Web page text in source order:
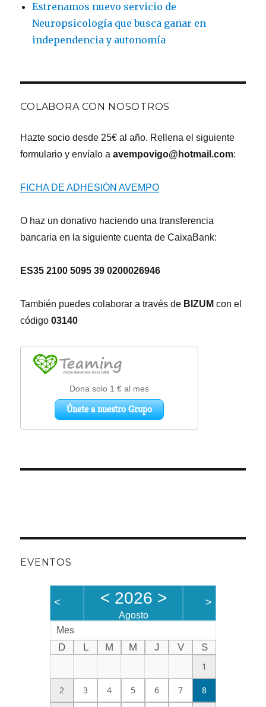
Estrenamos nuevo servicio de
Neuropsicología que busca ganar en
independencia y autonomía
COLABORA CON NOSOTROS
Hazte socio desde 25€ al año. Rellena el siguiente
formulario y envíalo aavempovigo@hotmail.com:
FICHA DE ADHESIÓN AVEMPO
O haz un donativo haciendo una transferencia
bancaria en la siguiente cuenta de CaixaBank:
ES35 2100 5095 39 0200026946
También puedes colaborar a través de BIZUM con el
código 03140
EVENTOS
< < 2026 >
Agosto
>
Mes
D L M M J V
S
1
2 3 4 5 6 7 8